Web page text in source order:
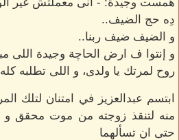
دِه حج الضيف..
و الضيف ضيف ربنا..
و إنتوا ف ارض الحاچة وجيدة اللى
روح لمرتك يا ولدى، و اللى تطلبه
ابتسم عبدالعزيز في امتنان لتلك
منه لتنقذ زوجته من موت محقق و
حتى ان تسألهما